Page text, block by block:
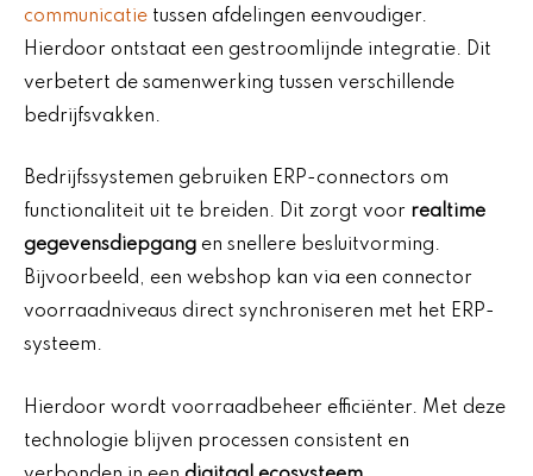
communicatie tussen afdelingen eenvoudiger.
Hierdoor ontstaat een gestroomlijnde integratie. Dit
verbetert de samenwerking tussen verschillende
bedrijfsvakken.
Bedrijfssystemen gebruiken ERP-connectors om
functionaliteit uit te breiden. Dit zorgt voor realtime
gegevensdiepgang en snellere besluitvorming.
Bijvoorbeeld, een webshop kan via een connector
voorraadniveaus direct synchroniseren met het ERP-
systeem.
Hierdoor wordt voorraadbeheer efficiënter. Met deze
technologie blijven processen consistent en